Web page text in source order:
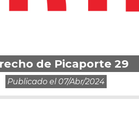
de Picaporte 29
Publicado el 07/abr/2024